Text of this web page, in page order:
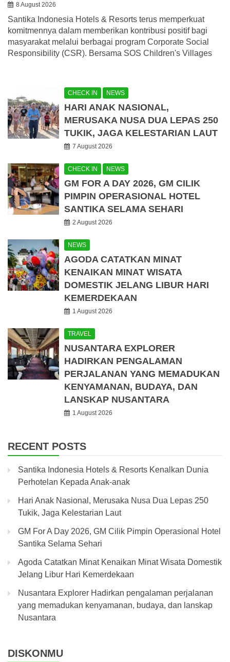
8 August 2026
Santika Indonesia Hotels & Resorts terus memperkuat
komitmennya dalam memberikan kontribusi positif bagi
masyarakat melalui berbagai program Corporate Social
Responsibility (CSR). Bersama SOS Children's Villages
CHECK IN NEWS
HARI ANAK NASIONAL,
MERUSAKA NUSA DUA LEPAS 250
TUKIK, JAGA KELESTARIAN LAUT
7 August 2026
CHECK IN NEWS
GM FOR A DAY 2026, GM CILIK
PIMPIN OPERASIONAL HOTEL
SANTIKA SELAMA SEHARI
2 August 2026
NEWS
AGODA CATATKAN MINAT
KENAIKAN MINAT WISATA
DOMESTIK JELANG LIBUR HARI
KEMERDEKAAN
1 August 2026
TRAVEL
NUSANTARA EXPLORER
HADIRKAN PENGALAMAN
PERJALANAN YANG MEMADUKAN
KENYAMANAN, BUDAYA, DAN
LANSKAP NUSANTARA
1 August 2026
RECENT POSTS
Santika Indonesia Hotels & Resorts Kenalkan Dunia
Perhotelan Kepada Anak-anak
Hari Anak Nasional, Merusaka Nusa Dua Lepas 250
Tukik, Jaga Kelestarian Laut
GM For A Day 2026, GM Cilik Pimpin Operasional Hotel
Santika Selama Sehari
Agoda Catatkan Minat Kenaikan Minat Wisata Domestik
Jelang Libur Hari Kemerdekaan
Nusantara Explorer Hadirkan pengalaman perjalanan
yang memadukan kenyamanan, budaya, dan lanskap
Nusantara
DISKONMU